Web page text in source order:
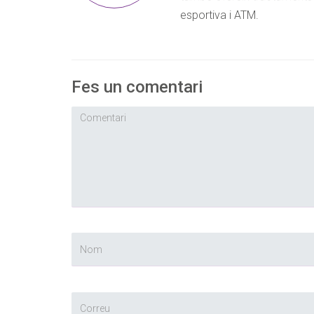
esportiva i ATM.
Fes un comentari
Política de